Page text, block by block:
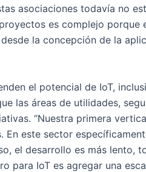
asociaciones todavía no
es complejo porque
la concepción de la
el potencial de IoT,
las áreas de utilidades,
“Nuestra primera
En este sector
el desarrollo es más lento,
para IoT es agregar una